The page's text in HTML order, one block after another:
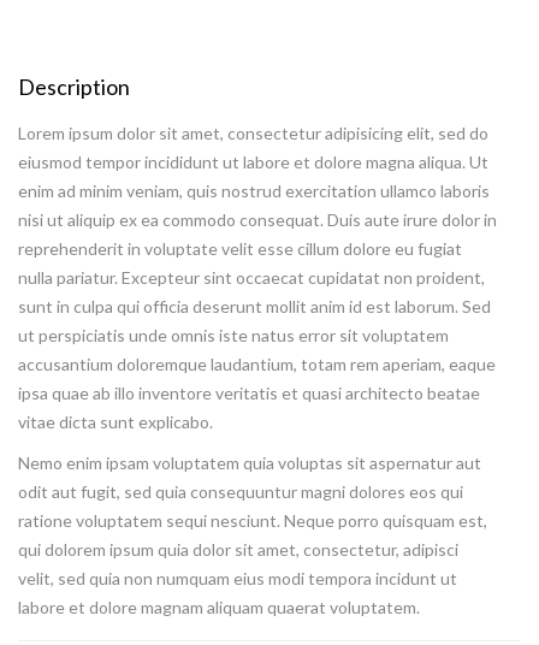
Description
Lorem ipsum dolor sit amet, consectetur adipisicing elit, sed do
eiusmod tempor incididunt ut labore et dolore magna aliqua. Ut
enim ad minim veniam, quis nostrud exercitation ullamco laboris
nisi ut aliquip ex ea commodo consequat. Duis aute irure dolor in
reprehenderit in voluptate velit esse cillum dolore eu fugiat
nulla pariatur. Excepteur sint occaecat cupidatat non proident,
sunt in culpa qui officia deserunt mollit anim id est laborum. Sed
ut perspiciatis unde omnis iste natus error sit voluptatem
accusantium doloremque laudantium, totam rem aperiam, eaque
ipsa quae ab illo inventore veritatis et quasi architecto beatae
vitae dicta sunt explicabo.
Nemo enim ipsam voluptatem quia voluptas sit aspernatur aut
odit aut fugit, sed quia consequuntur magni dolores eos qui
ratione voluptatem sequi nesciunt. Neque porro quisquam est,
qui dolorem ipsum quia dolor sit amet, consectetur, adipisci
velit, sed quia non numquam eius modi tempora incidunt ut
labore et dolore magnam aliquam quaerat voluptatem.